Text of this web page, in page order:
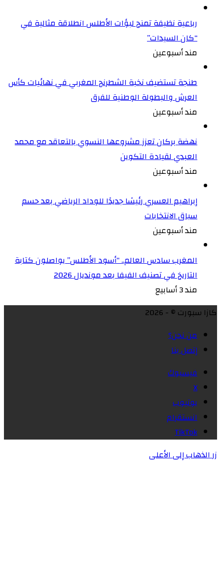
رباعية نظيفة تمنح لبؤات الأطلس انطلاقة مثالية في
“كان السيدات”
مند أسبوعين
طنجة تستضيف نخبة الشطرنج المغربي في نهائيات كأس
العرش والبطولة الوطنية للفرق
مند أسبوعين
نهضة بركان تعزز مشروعها النسوي بالتعاقد مع محمد
العبدي لقيادة التكوين
مند أسبوعين
إبراهيم العسري رئيسًا جديدًا للوداد الرياضي بعد حسم
سباق الانتخابات
مند أسبوعين
المغرب سادس العالم.. “أسود الأطلس” يواصلون كتابة
التاريخ في تصنيف الفيفا بعد مونديال 2026
مند 3 أسابيع
كازا سبورت © - 2026
من نحن؟
إتصل بنا
فيسبوك
X
يوتيوب
انستقرام
‫TikTok
زر الذهاب إلى الأعلى